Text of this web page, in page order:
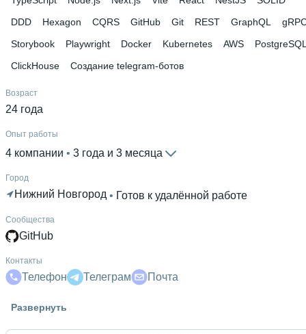
DDD
Hexagon CQRS GitHub Git REST GraphQL
Storybook
Playwright Docker Kubernetes AWS
ClickHouse
Создание telegram-ботов
Возраст
24 года
Опыт работы
4 компании 3 года и 3 месяца
Город
Нижний Новгород • Готов к удалённой работе
Сообщества
GitHub
Контакты
Телефон Телеграм Почта
Гражданство
Развернуть